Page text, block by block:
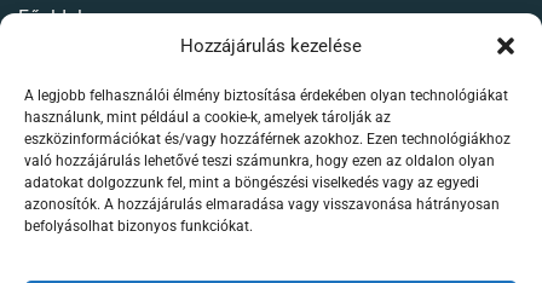
Hozzájárulás kezelése
A legjobb felhasználói élmény biztosítása érdekében olyan technológiákat
használunk, mint például a cookie-k, amelyek tárolják az
eszközinformációkat és/vagy hozzáférnek azokhoz. Ezen technológiákhoz
való hozzájárulás lehetővé teszi számunkra, hogy ezen az oldalon olyan
adatokat dolgozzunk fel, mint a böngészési viselkedés vagy az egyedi
azonosítók. A hozzájárulás elmaradása vagy visszavonása hátrányosan
befolyásolhat bizonyos funkciókat.
Főoldal
Élőállat kereskedés
Forgalmazott termékeink
Szaktanácsadás /